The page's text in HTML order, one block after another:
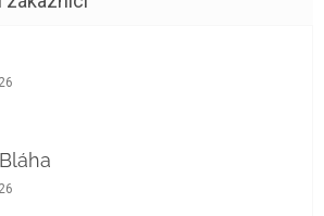
obchodu je 5 z 5 hvězdiček.
obchodu je 5 z 5 hvězdiček.